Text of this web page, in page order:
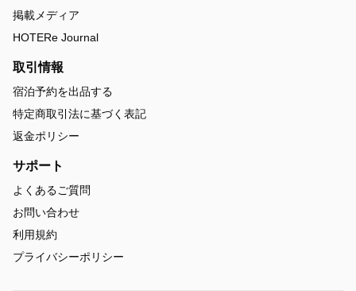
掲載メディア
HOTERe Journal
取引情報
宿泊予約を出品する
特定商取引法に基づく表記
返金ポリシー
サポート
よくあるご質問
お問い合わせ
利用規約
プライバシーポリシー